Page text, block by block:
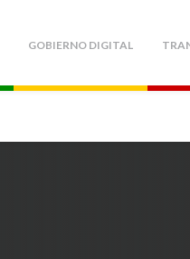
GOBIERNO DIGITAL